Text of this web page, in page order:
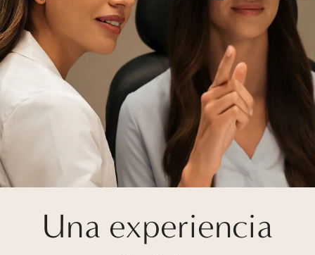
Una experiencia